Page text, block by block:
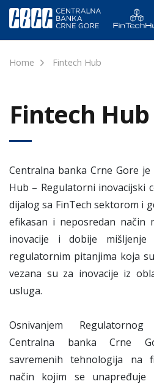
Home Fintech Hub
Fintech Hub
Centralna banka Crne Gore je
Hub – Regulatorni inovacijski
dijalog sa FinTech sektorom i
efikasan i neposredan način
inovacije i dobije
regulatornim pitanjima koja
vezana su za inovacije iz
usluga.
Osnivanjem
Centralna banka Crne
savremenih tehnologija na
način kojim se unapređuje